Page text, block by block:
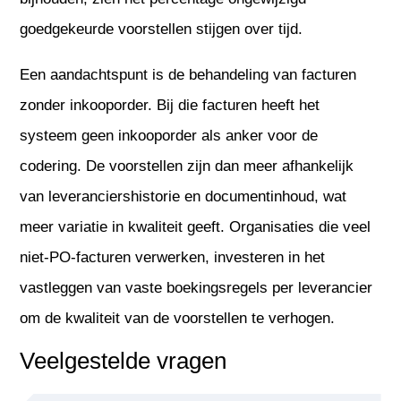
goedgekeurde voorstellen stijgen over tijd.
Een aandachtspunt is de behandeling van facturen
zonder inkooporder. Bij die facturen heeft het
systeem geen inkooporder als anker voor de
codering. De voorstellen zijn dan meer afhankelijk
van leveranciershistorie en documentinhoud, wat
meer variatie in kwaliteit geeft. Organisaties die veel
niet-PO-facturen verwerken, investeren in het
vastleggen van vaste boekingsregels per leverancier
om de kwaliteit van de voorstellen te verhogen.
Veelgestelde vragen